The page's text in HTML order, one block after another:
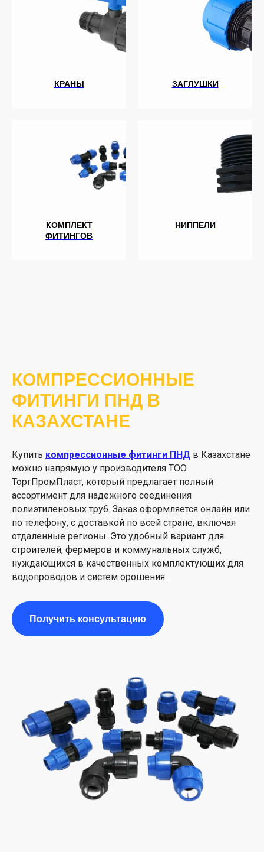
КРАНЫ ЗАГЛУШКИ
КОМПЛЕКТ
ФИТИНГОВ
НИППЕЛИ
КОМПРЕССИОННЫЕ
ФИТИНГИ ПНД В
КАЗАХСТАНЕ
Купить компрессионные фитинги ПНД в Казахстане
можно напрямую у производителя ТОО
ТоргПромПласт, который предлагает полный
ассортимент для надежного соединения
полиэтиленовых труб. Заказ оформляется онлайн или
по телефону, с доставкой по всей стране, включая
отдаленные регионы. Это удобный вариант для
строителей, фермеров и коммунальных служб,
нуждающихся в качественных комплектующих для
водопроводов и систем орошения.
Получить консультацию